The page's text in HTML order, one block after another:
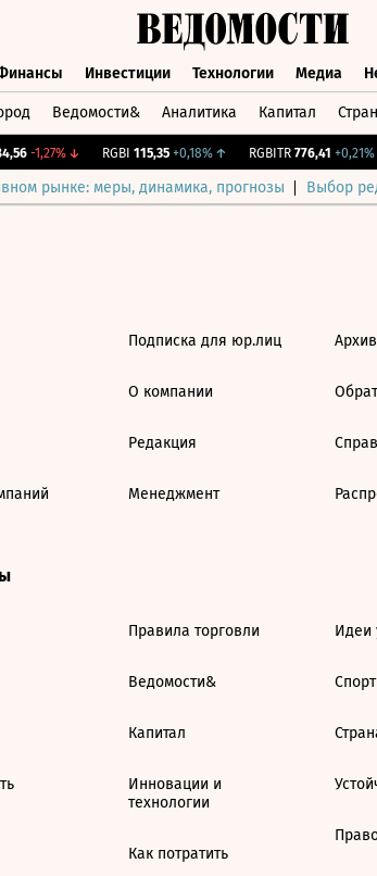
Инвестиции Технологии Медиа
Ведомости& Аналитика Капитал
-1,27%↓ RGBI 115,35 +0,18%↑ RGBITR 776,41 +0,21%
рынке: меры, динамика, прогнозы Выбор
Подписка для юр.лиц
О компании
Редакция
Менеджмент
Архив
Правила торговли
Ведомости&
Капитал
Инновации и
технологии
Как потратить
Идеи
Спорт